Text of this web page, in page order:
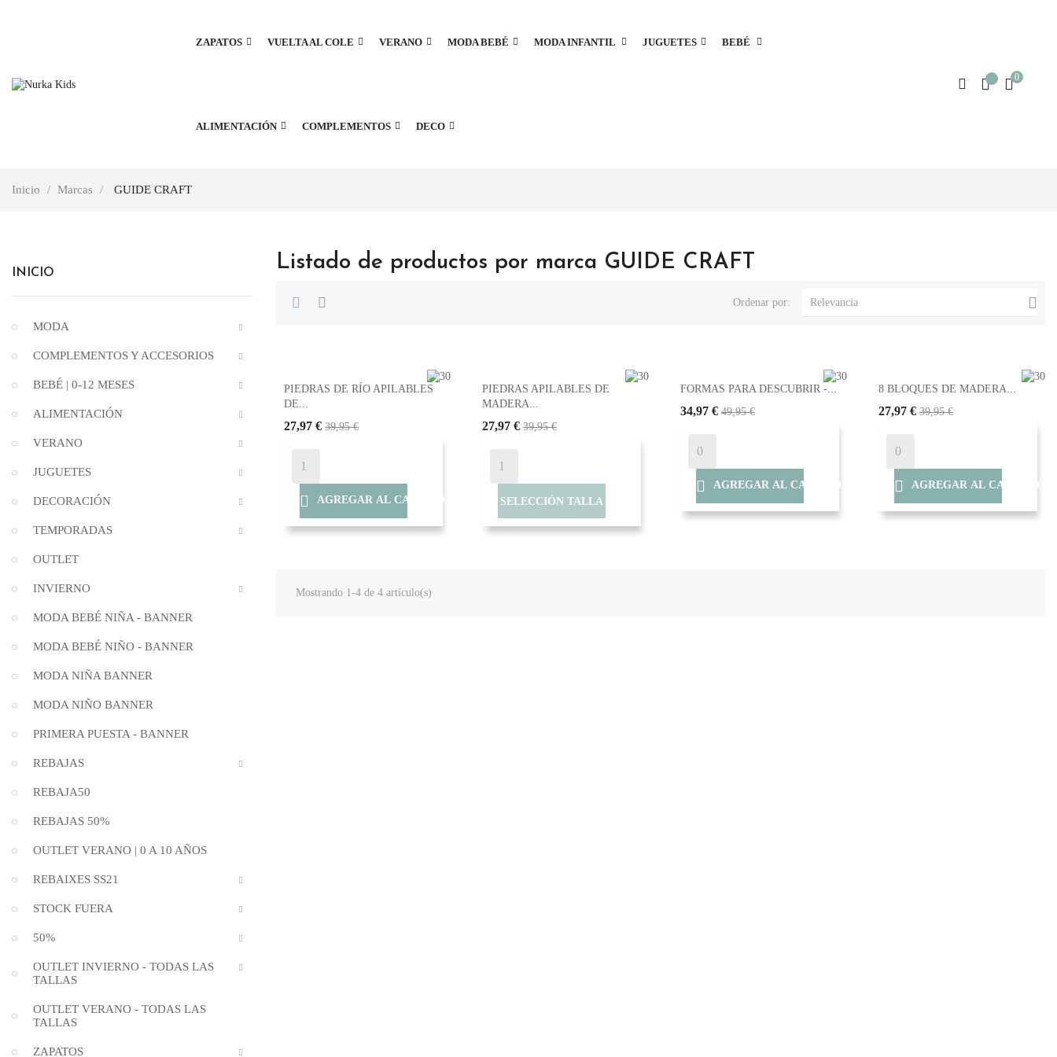
ZAPATOS VUELTA AL COLE VERANO MODA BEBÉ MODA INFANTIL JUGUETES BEBÉ
ALIMENTACIÓN COMPLEMENTOS DECO
0
Inicio Marcas GUIDE CRAFT
INICIO
MODA
COMPLEMENTOS Y ACCESORIOS
BEBÉ | 0-12 MESES
ALIMENTACIÓN
VERANO
JUGUETES
DECORACIÓN
TEMPORADAS
OUTLET
INVIERNO
MODA BEBÉ NIÑA - BANNER
MODA BEBÉ NIÑO - BANNER
MODA NIÑA BANNER
MODA NIÑO BANNER
PRIMERA PUESTA - BANNER
REBAJAS
REBAJA50
REBAJAS 50%
OUTLET VERANO | 0 A 10 AÑOS
REBAIXES SS21
STOCK FUERA
50%
OUTLET INVIERNO - TODAS LAS
TALLAS
OUTLET VERANO - TODAS LAS
TALLAS
ZAPATOS
Listado de productos por marca GUIDE CRAFT
Ordenar por: Relevancia 
PIEDRAS DE RÍO APILABLES
DE...
27,97 € 39,95 €
 AGREGAR AL CARRITO
PIEDRAS APILABLES DE
MADERA...
27,97 € 39,95 €
SELECCIÓN TALLA
FORMAS PARA DESCUBRIR -...
34,97 € 49,95 €
 AGREGAR AL CARRITO
8 BLOQUES DE MADERA...
27,97 € 39,95 €
 AGREGAR AL CARRITO
Mostrando 1-4 de 4 artículo(s)